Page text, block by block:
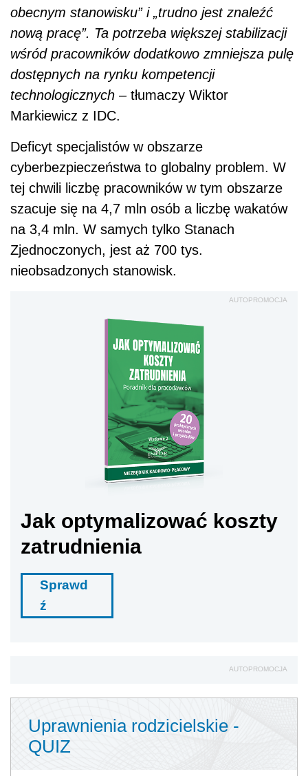
obecnym stanowisku” i „trudno jest znaleźć
nową pracę”. Ta potrzeba większej stabilizacji
wśród pracowników dodatkowo zmniejsza pulę
dostępnych na rynku kompetencji
technologicznych – tłumaczy Wiktor
Markiewicz z IDC.
Deficyt specjalistów w obszarze
cyberbezpieczeństwa to globalny problem. W
tej chwili liczbę pracowników w tym obszarze
szacuje się na 4,7 mln osób a liczbę wakatów
na 3,4 mln. W samych tylko Stanach
Zjednoczonych, jest aż 700 tys.
nieobsadzonych stanowisk.
AUTOPROMOCJA
Jak optymalizować koszty
zatrudnienia
Sprawd
ź
AUTOPROMOCJA
Uprawnienia rodzicielskie -
QUIZ